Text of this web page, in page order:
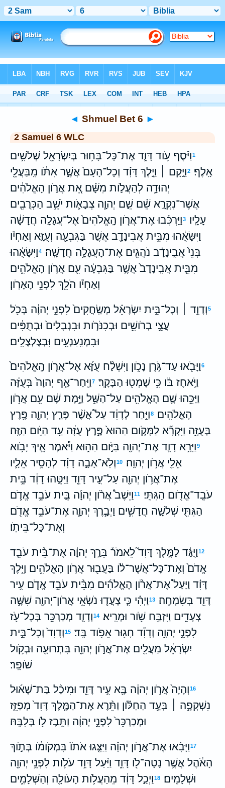
WLC> Shmuel Bet 6
◄ Shmuel Bet 6 ►
2 Samuel 6 WLC
1וַיֹּ֨סֶף עֹ֥וד דָּוִ֛ד אֶת־כָּל־בָּח֥וּר בְּיִשְׂרָאֵ֖ל שְׁלֹשִׁ֥ים
אָֽלֶף׃
2וַיָּ֣קָם ׀ וַיֵּ֣לֶךְ דָּוִ֗ד וְכָל־הָעָם֙ אֲשֶׁ֣ר אִתֹּ֔ו מִֽבַּעֲלֵ֖י
יְהוּדָ֑ה לְהַעֲלֹ֣ות מִשָּׁ֗ם אֵ֚ת אֲרֹ֣ון הָאֱלֹהִ֔ים
אֲשֶׁר־נִקְרָ֣א שֵׁ֗ם שֵׁ֣ם יְהוָ֧ה צְבָאֹ֛ות יֹשֵׁ֥ב הַכְּרֻבִ֖ים
עָלָֽיו׃
3וַיַּרְכִּ֜בוּ אֶת־אֲרֹ֤ון הָֽאֱלֹהִים֙ אֶל־עֲגָלָ֣ה חֲדָשָׁ֔ה
וַיִּשָּׂאֻ֔הוּ מִבֵּ֥ית אֲבִינָדָ֖ב אֲשֶׁ֣ר בַּגִּבְעָ֑ה וְעֻזָּ֣א וְאַחְיֹ֗ו
בְּנֵי֙ אֲבִ֣ינָדָ֔ב נֹהֲגִ֖ים אֶת־הָעֲגָלָ֥ה חֲדָשָֽׁה׃
4וַיִּשָּׂאֻ֗הוּ
מִבֵּ֤ית אֲבִֽינָדָב֙ אֲשֶׁ֣ר בַּגִּבְעָ֔ה עִ֖ם אֲרֹ֣ון הָאֱלֹהִ֑ים
וְאַחְיֹ֕ו הֹלֵ֖ךְ לִפְנֵ֥י הָאָרֹֽון׃
5וְדָוִ֣ד ׀ וְכָל־בֵּ֣ית יִשְׂרָאֵ֗ל מְשַֽׂחֲקִים֙ לִפְנֵ֣י יְהוָ֔ה בְּכֹ֖ל
עֲצֵ֣י בְרֹושִׁ֑ים וּבְכִנֹּרֹ֤ות וּבִנְבָלִים֙ וּבְתֻפִּ֔ים
וּבִמְנַֽעַנְעִ֖ים וּֽבְצֶלְצֶלִֽים׃
6וַיָּבֹ֖אוּ עַד־גֹּ֣רֶן נָכֹ֑ון וַיִּשְׁלַ֨ח עֻזָּ֜א אֶל־אֲרֹ֤ון הָֽאֱלֹהִים֙
וַיֹּ֣אחֶז בֹּ֔ו כִּ֥י שָׁמְט֖וּ הַבָּקָֽר׃ 7וַיִּֽחַר־אַ֤ף יְהוָה֙ בְּעֻזָּ֔ה
וַיַּכֵּ֥הוּ שָׁ֛ם הָאֱלֹהִ֖ים עַל־הַשַּׁ֑ל וַיָּ֣מָת שָׁ֔ם עִ֖ם אֲרֹ֥ון
הָאֱלֹהִֽים׃
8וַיִּ֣חַר לְדָוִ֔ד עַל֩ אֲשֶׁ֨ר פָּרַ֧ץ יְהוָ֛ה פֶּ֖רֶץ
בְּעֻזָּ֑ה וַיִּקְרָ֞א לַמָּקֹ֤ום הַהוּא֙ פֶּ֣רֶץ עֻזָּ֔ה עַ֖ד הַיֹּ֥ום הַזֶּֽה׃
9וַיִּרָ֥א דָוִ֛ד אֶת־יְהוָ֖ה בַּיֹּ֣ום הַה֑וּא וַיֹּ֕אמֶר אֵ֛יךְ יָבֹ֥וא
אֵלַ֖י אֲרֹ֥ון יְהוָֽה׃
10וְלֹֽא־אָבָ֣ה דָוִ֗ד לְהָסִ֥יר אֵלָ֛יו
אֶת־אֲרֹ֥ון יְהוָ֖ה עַל־עִ֣יר דָּוִ֑ד וַיַּטֵּ֣הוּ דָוִ֔ד בֵּ֥ית
עֹבֵֽד־אֱדֹ֖ום הַגִּתִּֽי׃
11וַיֵּשֶׁב֩ אֲרֹ֨ון יְהוָ֜ה בֵּ֣ית עֹבֵ֥ד אֱדֹ֛ם
הַגִּתִּ֖י שְׁלֹשָׁ֣ה חֳדָשִׁ֑ים וַיְבָ֧רֶךְ יְהוָ֛ה אֶת־עֹבֵ֥ד אֱדֹ֖ם
וְאֶת־כָּל־בֵּיתֹֽו׃
12וַיֻּגַּ֗ד לַמֶּ֣לֶךְ דָּוִד֮ לֵאמֹר֒ בֵּרַ֣ךְ יְהוָ֗ה אֶת־בֵּ֨ית עֹבֵ֤ד
אֱדֹם֙ וְאֶת־כָּל־אֲשֶׁר־לֹ֔ו בַּעֲב֖וּר אֲרֹ֣ון הָאֱלֹהִ֑ים וַיֵּ֣לֶךְ
דָּוִ֗ד וַיַּעַל֩ אֶת־אֲרֹ֨ון הָאֱלֹהִ֜ים מִבֵּ֨ית עֹבֵ֥ד אֱדֹ֛ם עִ֥יר
דָּוִ֖ד בְּשִׂמְחָֽה׃
13וַיְהִ֗י כִּ֧י צָעֲד֛וּ נֹשְׂאֵ֥י אֲרֹון־יְהוָ֖ה שִׁשָּׁ֣ה
צְעָדִ֑ים וַיִּזְבַּ֥ח שֹׁ֖ור וּמְרִֽיא׃
14וְדָוִ֛ד מְכַרְכֵּ֥ר בְּכָל־עֹ֖ז
לִפְנֵ֣י יְהוָ֑ה וְדָוִ֕ד חָג֖וּר אֵפֹ֥וד בָּֽד׃ 15וְדָוִד֙ וְכָל־בֵּ֣ית
יִשְׂרָאֵ֔ל מַעֲלִ֖ים אֶת־אֲרֹ֣ון יְהוָ֑ה בִּתְרוּעָ֖ה וּבְקֹ֥ול
שֹׁופָֽר׃
16וְהָיָה֙ אֲרֹ֣ון יְהוָ֔ה בָּ֖א עִ֣יר דָּוִ֑ד וּמִיכַ֨ל בַּת־שָׁא֜וּל
נִשְׁקְפָ֣ה ׀ בְּעַ֣ד הַחַלֹּ֗ון וַתֵּ֨רֶא אֶת־הַמֶּ֤לֶךְ דָּוִד֙ מְפַזֵּ֤ז
וּמְכַרְכֵּר֙ לִפְנֵ֣י יְהוָ֔ה וַתִּ֥בֶז לֹ֖ו בְּלִבָּֽהּ׃
17וַיָּבִ֜אוּ אֶת־אֲרֹ֣ון יְהוָ֗ה וַיַּצִּ֤גוּ אֹתֹו֙ בִּמְקֹומֹ֔ו בְּתֹ֣וךְ
הָאֹ֔הֶל אֲשֶׁ֥ר נָטָה־לֹ֖ו דָּוִ֑ד וַיַּ֨עַל דָּוִ֥ד עֹלֹ֛ות לִפְנֵ֥י יְהוָ֖ה
וּשְׁלָמִֽים׃
18וַיְכַ֣ל דָּוִ֔ד מֵהַעֲלֹ֥ות הָעֹולָ֖ה וְהַשְּׁלָמִ֑ים